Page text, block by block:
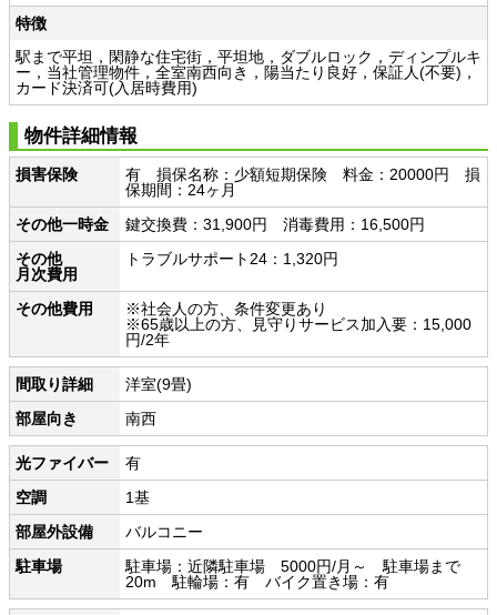
特徴
駅まで平坦，閑静な住宅街，平坦地，ダブルロック，ディンプルキ
ー，当社管理物件，全室南西向き，陽当たり良好，保証人(不要)，
カード決済可(入居時費用)
物件詳細情報
損害保険
有 損保名称：少額短期保険 料金：20000円 損
保期間：24ヶ月
その他一時金
鍵交換費：31,900円 消毒費用：16,500円
その他
月次費用
トラブルサポート24：1,320円
その他費用
※社会人の方、条件変更あり
※65歳以上の方、見守りサービス加入要：15,000
円/2年
間取り詳細
洋室(9畳)
部屋向き
南西
光ファイバー
有
空調
1基
部屋外設備
バルコニー
駐車場
駐車場：近隣駐車場 5000円/月～ 駐車場まで
20m 駐輪場：有 バイク置き場：有